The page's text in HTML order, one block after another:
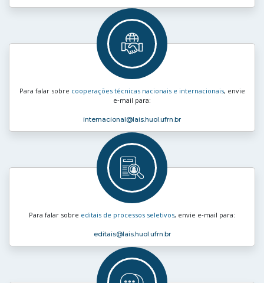
Para falar sobre cooperações técnicas nacionais e internacionais, envie
e‑mail para:
internacional@lais.huol.ufrn.br
Para falar sobre editais de processos seletivos, envie e‑mail para:
editais@lais.huol.ufrn.br